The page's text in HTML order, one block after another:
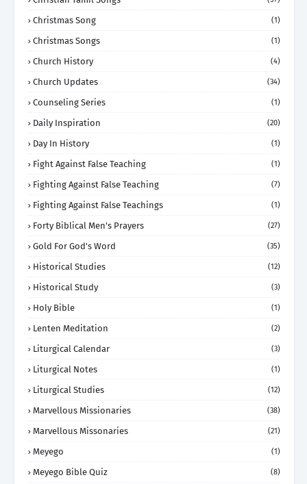
Christmas Song (1)
Christmas Songs (1)
Church History (4)
Church Updates (34)
Counseling Series (1)
Daily Inspiration (20)
Day In History (1)
Fight Against False Teaching (1)
Fighting Against False Teaching (7)
Fighting Against False Teachings (1)
Forty Biblical Men's Prayers (27)
Gold For God's Word (35)
Historical Studies (12)
Historical Study (3)
Holy Bible (1)
Lenten Meditation (2)
Liturgical Calendar (3)
Liturgical Notes (1)
Liturgical Studies (12)
Marvellous Missionaries (38)
Marvellous Missonaries (21)
Meyego (1)
Meyego Bible Quiz (8)